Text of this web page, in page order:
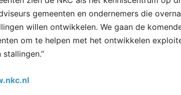
gemeenten en ondernemers die
willen ontwikkelen. We gaan de
om te helpen met het ontwikkelen